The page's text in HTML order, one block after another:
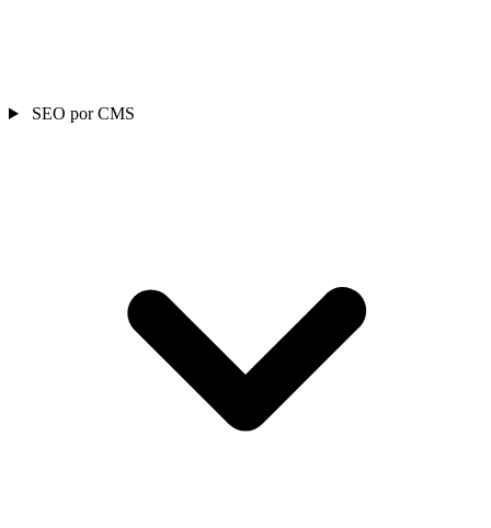
SEO por CMS